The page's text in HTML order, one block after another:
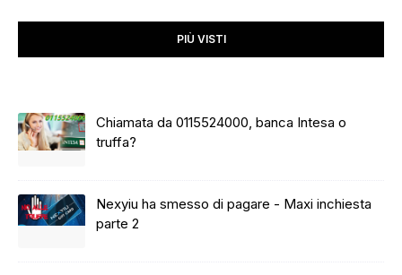
PIÙ VISTI
Chiamata da 0115524000, banca Intesa o
truffa?
Nexyiu ha smesso di pagare - Maxi inchiesta
parte 2